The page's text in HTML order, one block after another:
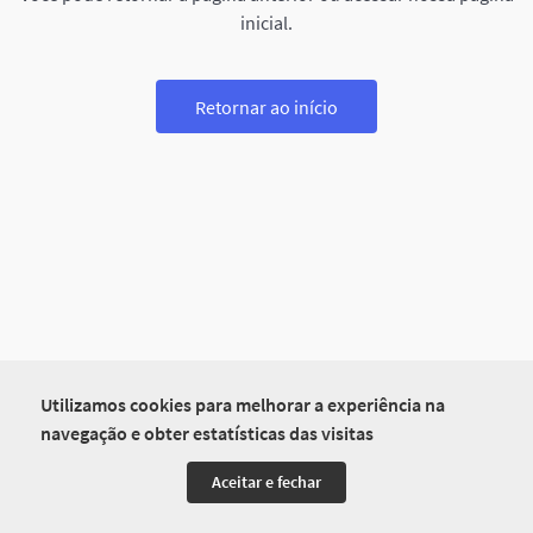
Utilizamos cookies para melhorar a experiência na
navegação e obter estatísticas das visitas
Aceitar e fechar
inicial.
Retornar ao início